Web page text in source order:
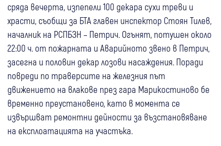
сряда вечерта, изпепели 100 декара сухи треви и
храсти, съобщи за БТА главен инспектор Стоян Тилев,
началник на РСПБЗН – Петрич. Огънят, потушен около
22:00 ч. от пожарната и Аварийното звено в Петрич,
засегна и половин декар лозови насаждения. Поради
повреди по траверсите на железния път
движението на влакове през гара Марикостиново бе
временно преустановено, като в момента се
извършват ремонтни дейности за възстановяване
на експлоатацията на участъка.